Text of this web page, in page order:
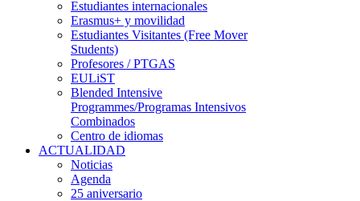
Estudiantes internacionales
Erasmus+ y movilidad
Estudiantes Visitantes (Free Mover
Students)
Profesores / PTGAS
EULiST
Blended Intensive
Programmes/Programas Intensivos
Combinados
Centro de idiomas
ACTUALIDAD
Noticias
Agenda
25 aniversario